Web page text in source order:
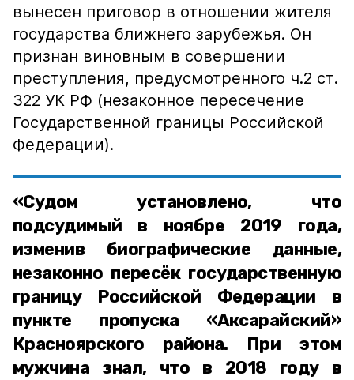
вынесен приговор в отношении жителя
государства ближнего зарубежья. Он
признан виновным в совершении
преступления, предусмотренного ч.2 ст.
322 УК РФ (незаконное пересечение
Государственной границы Российской
Федерации).
«Судом установлено, что
подсудимый в ноябре 2019 года,
изменив биографические данные,
незаконно пересёк государственную
границу Российской Федерации в
пункте пропуска «Аксарайский»
Красноярского района. При этом
мужчина знал, что в 2018 году в